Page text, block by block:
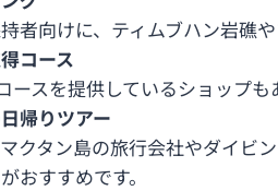
者向けに、ティムブハン岩礁
コース
ースを提供しているショップ
帰りツアー
クタン島の旅行会社やダイビ
おすすめです。